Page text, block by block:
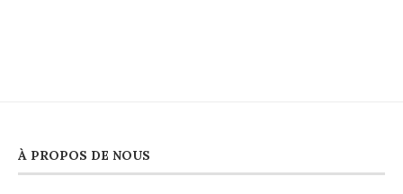
À PROPOS DE NOUS